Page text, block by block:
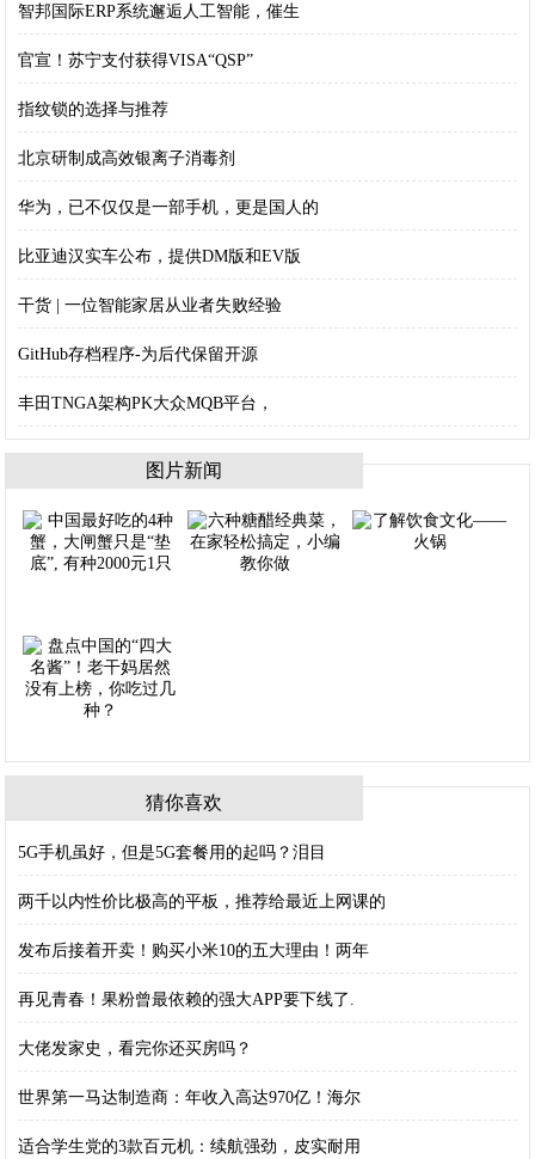
智邦国际ERP系统邂逅人工智能，催生
官宣！苏宁支付获得VISA“QSP”
指纹锁的选择与推荐
北京研制成高效银离子消毒剂
华为，已不仅仅是一部手机，更是国人的
比亚迪汉实车公布，提供DM版和EV版
干货 | 一位智能家居从业者失败经验
GitHub存档程序-为后代保留开源
丰田TNGA架构PK大众MQB平台，
图片新闻
猜你喜欢
5G手机虽好，但是5G套餐用的起吗？泪目
两千以内性价比极高的平板，推荐给最近上网课的
发布后接着开卖！购买小米10的五大理由！两年
再见青春！果粉曾最依赖的强大APP要下线了.
大佬发家史，看完你还买房吗？
世界第一马达制造商：年收入高达970亿！海尔
适合学生党的3款百元机：续航强劲，皮实耐用